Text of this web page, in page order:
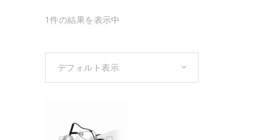
1件の結果を表示中
デフォルト表示